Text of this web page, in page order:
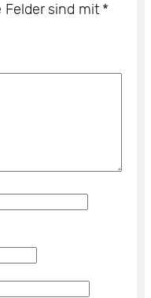
Felder sind mit *